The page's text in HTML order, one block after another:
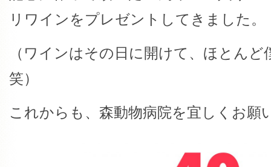
リワインをプレゼントしてきました。
（ワインはその日に開けて、ほとん
笑）
これからも、森動物病院を宜しくお願